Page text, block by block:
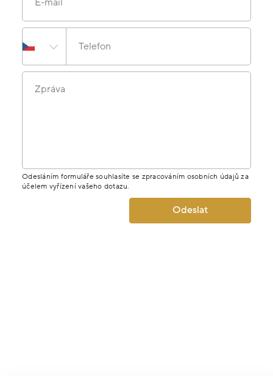
E-mail
Telefon
Zpráva
Odesláním formuláře souhlasíte se zpracováním osobních údajů za
účelem vyřízení vašeho dotazu.
Odeslat